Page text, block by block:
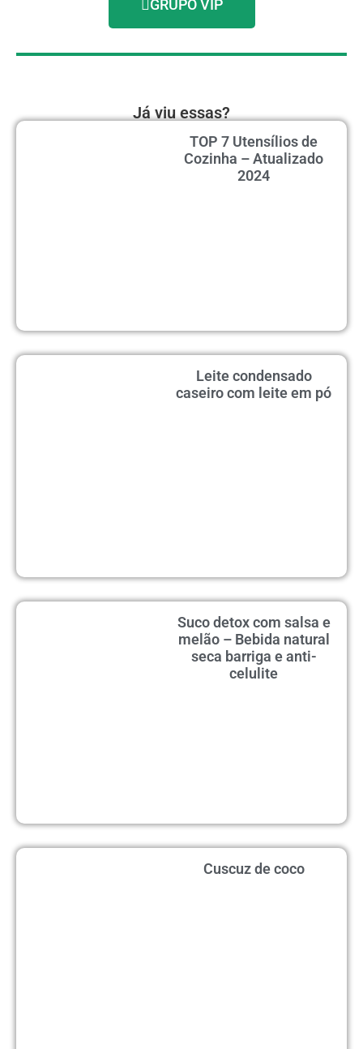
GRUPO VIP
Já viu essas?
TOP 7 Utensílios de
Cozinha – Atualizado
2024
Leite condensado
caseiro com leite em pó
Suco detox com salsa e
melão – Bebida natural
seca barriga e anti-
celulite
Cuscuz de coco